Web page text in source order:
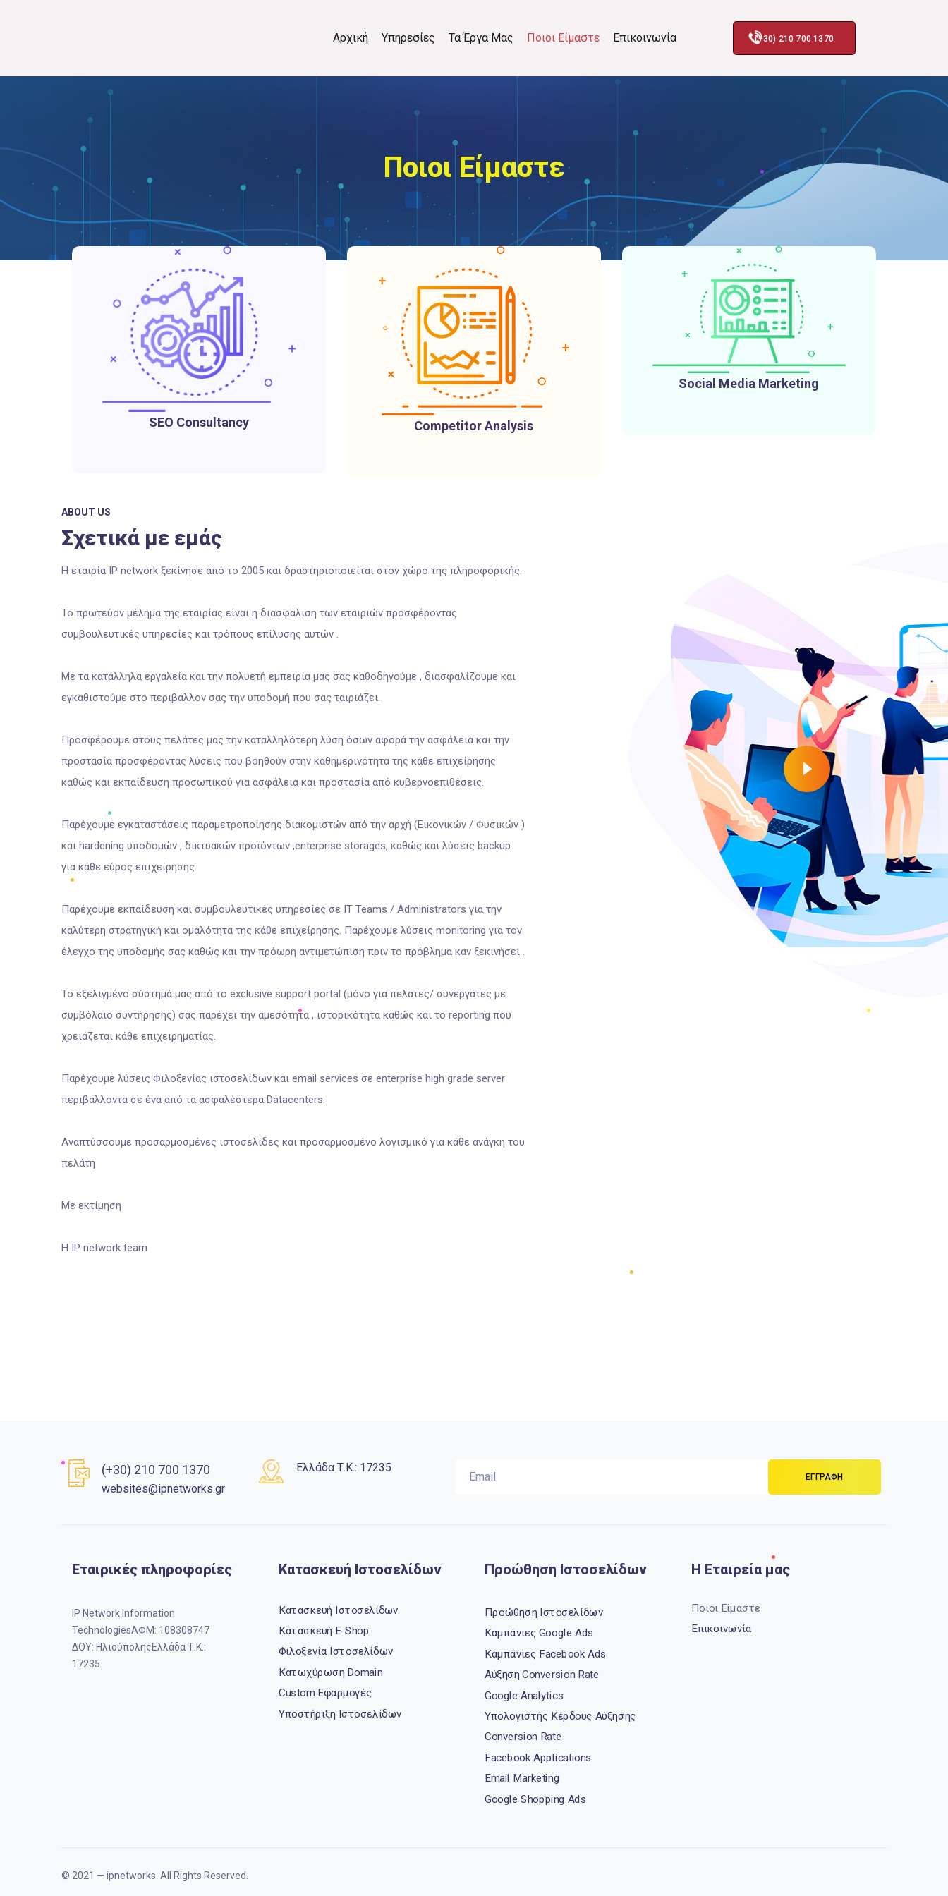
Αρχική Υπηρεσίες Τα Έργα Μας Ποιοι Είμαστε Επικοινωνία (+30) 210 700 1370
Ποιοι Είμαστε
SEO Consultancy Competitor Analysis
Social Media Marketing
ABOUT US
Σχετικά με εμάς
Η εταιρία IP network ξεκίνησε από το 2005 και δραστηριοποιείται στον χώρο της πληροφορικής.
Το πρωτεύον μέλημα της εταιρίας είναι η διασφάλιση των εταιριών προσφέροντας
συμβουλευτικές υπηρεσίες και τρόπους επίλυσης αυτών .
Με τα κατάλληλα εργαλεία και την πολυετή εμπειρία μας σας καθοδηγούμε , διασφαλίζουμε και
εγκαθιστούμε στο περιβάλλον σας την υποδομή που σας ταιριάζει.
Προσφέρουμε στους πελάτες μας την καταλληλότερη λύση όσων αφορά την ασφάλεια και την
προστασία προσφέροντας λύσεις που βοηθούν στην καθημερινότητα της κάθε επιχείρησης
καθώς και εκπαίδευση προσωπικού για ασφάλεια και προστασία από κυβερνοεπιθέσεις.
Παρέχουμε εγκαταστάσεις παραμετροποίησης διακομιστών από την αρχή (Εικονικών / Φυσικών )
και hardening υποδομών , δικτυακών προϊόντων ,enterprise storages, καθώς και λύσεις backup
για κάθε εύρος επιχείρησης.
Παρέχουμε εκπαίδευση και συμβουλευτικές υπηρεσίες σε ΙT Teams / Administrators για την
καλύτερη στρατηγική και ομαλότητα της κάθε επιχείρησης. Παρέχουμε λύσεις monitoring για τον
έλεγχο της υποδομής σας καθώς και την πρόωρη αντιμετώπιση πριν το πρόβλημα καν ξεκινήσει .
Το εξελιγμένο σύστημά μας από το exclusive support portal (μόνο για πελάτες/ συνεργάτες με
συμβόλαιο συντήρησης) σας παρέχει την αμεσότητα , ιστορικότητα καθώς και το reporting που
χρειάζεται κάθε επιχειρηματίας.
Παρέχουμε λύσεις Φιλοξενίας ιστοσελίδων και email services σε enterprise high grade server
περιβάλλοντα σε ένα από τα ασφαλέστερα Datacenters.
Αναπτύσσουμε προσαρμοσμένες ιστοσελίδες και προσαρμοσμένο λογισμικό για κάθε ανάγκη του
πελάτη
Με εκτίμηση
H IP network team
(+30) 210 700 1370
websites@ipnetworks.gr
Ελλάδα Τ.Κ.: 17235
Εταιρικές πληροφορίες
IP Network Information
TechnologiesΑΦΜ: 108308747
ΔΟΥ: ΗλιούποληςΕλλάδα Τ.Κ.:
17235
Κατασκευή Ιστοσελίδων
Κατασκευή Ιστοσελίδων
Κατασκευή E-Shop
Φιλοξενία Ιστοσελίδων
Κατωχύρωση Domain
Custom Εφαρμογές
Υποστήριξη Ιστοσελίδων
Προώθηση Ιστοσελίδων
Προώθηση Ιστοσελίδων
Καμπάνιες Google Ads
Καμπάνιες Facebook Ads
Αύξηση Conversion Rate
Google Analytics
Υπολογιστής Κέρδους Αύξησης
Conversion Rate
Facebook Applications
Email Marketing
Google Shopping Ads
Η Εταιρεία μας
Ποιοι Είμαστε
Επικοινωνία
© 2021 — ipnetworks. All Rights Reserved.